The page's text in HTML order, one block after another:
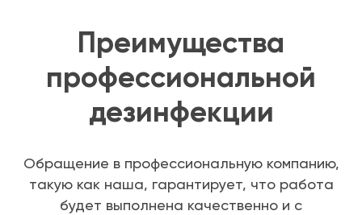
Преимущества
профессиональной
дезинфекции
Обращение в профессиональную компанию,
такую как наша, гарантирует, что работа
будет выполнена качественно и с